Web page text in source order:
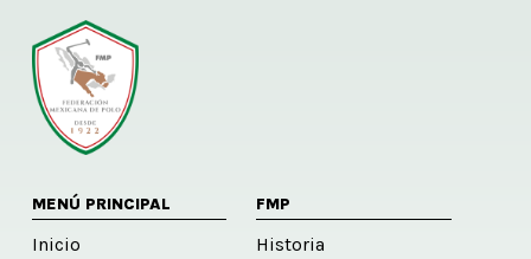
MENÚ PRINCIPAL
Inicio
FMP
Historia